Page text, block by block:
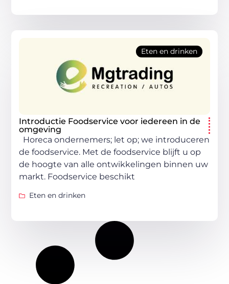
Eten en drinken
Introductie Foodservice voor iedereen in de
omgeving
Horeca ondernemers; let op; we introduceren
de foodservice. Met de foodservice blijft u op
de hoogte van alle ontwikkelingen binnen uw
markt. Foodservice beschikt
Eten en drinken